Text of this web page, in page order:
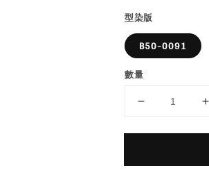
型染版
B50-0091
數量